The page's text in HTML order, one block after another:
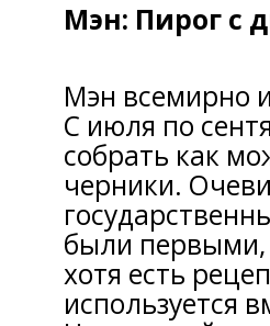
Мэн: Пирог с
Мэн всемирно
С июля по
собрать как
черники.
были первыми,
хотя есть
используется